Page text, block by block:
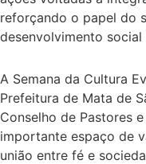
reforçando o papel do
desenvolvimento
A Semana da Cultura
Prefeitura de Mata de
Conselho de Pastores
importante espaço de
união entre fé e